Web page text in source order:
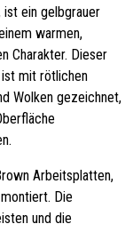
ist ein gelbgrauer
warmen,
Charakter. Dieser
mit rötlichen
Wolken gezeichnet,
Arbeitsplatten,
Die
und die